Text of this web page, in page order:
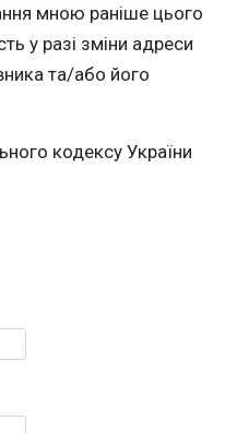
мною раніше цього
у разі зміни адреси
та/або його
кодексу України